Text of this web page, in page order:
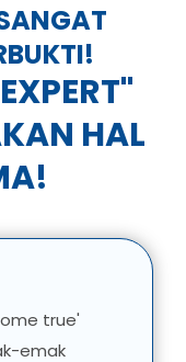
HAL
true'
emak